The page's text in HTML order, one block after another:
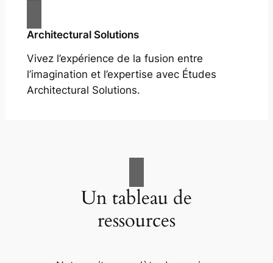
Architectural Solutions
Vivez l’expérience de la fusion entre
l’imagination et l’expertise avec Études
Architectural Solutions.
Un tableau de
ressources